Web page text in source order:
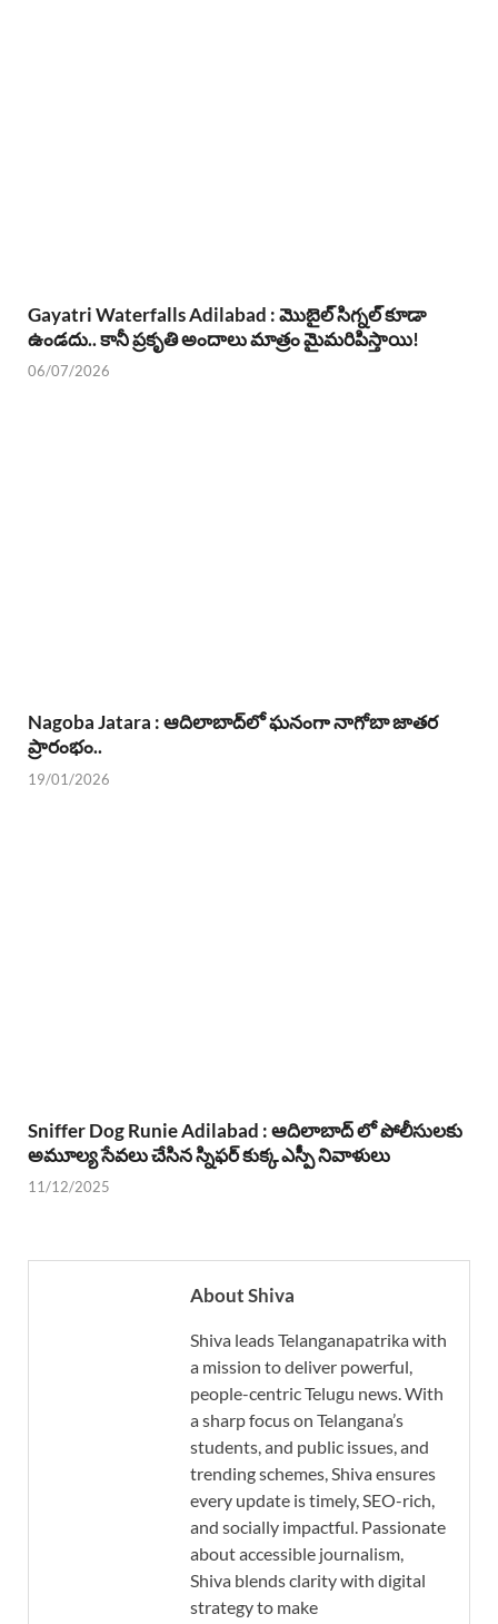
Gayatri Waterfalls Adilabad : మొబైల్ సిగ్నల్ కూడా
ఉండదు.. కానీ ప్రకృతి అందాలు మాత్రం మైమరిపిస్తాయి!
06/07/2026
Nagoba Jatara : ఆదిలాబాద్‌లో ఘనంగా నాగోబా జాతర
ప్రారంభం..
19/01/2026
Sniffer Dog Runie Adilabad : ఆదిలాబాద్ లో పోలీసులకు
అమూల్య సేవలు చేసిన స్నిఫర్ కుక్క ఎస్పీ నివాళులు
11/12/2025
About Shiva
Shiva leads Telanganapatrika with
a mission to deliver powerful,
people-centric Telugu news. With
a sharp focus on Telangana’s
students, and public issues, and
trending schemes, Shiva ensures
every update is timely, SEO-rich,
and socially impactful. Passionate
about accessible journalism,
Shiva blends clarity with digital
strategy to make